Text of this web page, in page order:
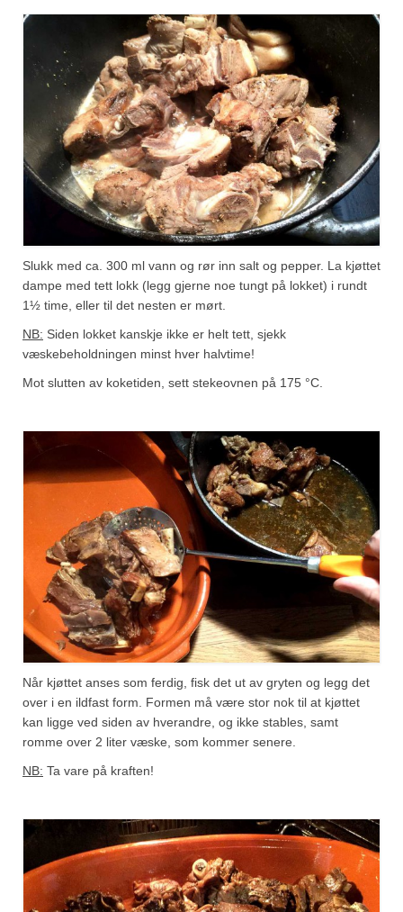
Slukk med ca. 300 ml vann og rør inn salt og pepper. La kjøttet
dampe med tett lokk (legg gjerne noe tungt på lokket) i rundt
1½ time, eller til det nesten er mørt.
NB: Siden lokket kanskje ikke er helt tett, sjekk
væskebeholdningen minst hver halvtime!
Mot slutten av koketiden, sett stekeovnen på 175 °C.
Når kjøttet anses som ferdig, fisk det ut av gryten og legg det
over i en ildfast form. Formen må være stor nok til at kjøttet
kan ligge ved siden av hverandre, og ikke stables, samt
romme over 2 liter væske, som kommer senere.
NB: Ta vare på kraften!